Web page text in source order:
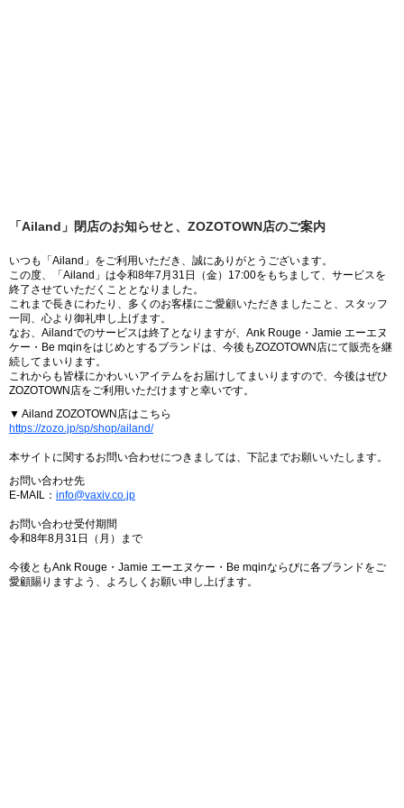
「Ailand」閉店のお知らせと、ZOZOTOWN店のご案内
いつも「Ailand」をご利用いただき、誠にありがとうございます。
この度、「Ailand」は令和8年7月31日（金）17:00をもちまして、サービスを
終了させていただくこととなりました。
これまで長きにわたり、多くのお客様にご愛顧いただきましたこと、スタッフ
一同、心より御礼申し上げます。
なお、Ailandでのサービスは終了となりますが、Ank Rouge・Jamie エーエヌ
ケー・Be mqinをはじめとするブランドは、今後もZOZOTOWN店にて販売を継
続してまいります。
これからも皆様にかわいいアイテムをお届けしてまいりますので、今後はぜひ
ZOZOTOWN店をご利用いただけますと幸いです。
▼ Ailand ZOZOTOWN店はこちら
https://zozo.jp/sp/shop/ailand/
本サイトに関するお問い合わせにつきましては、下記までお願いいたします。
お問い合わせ先
E-MAIL： info@vaxiv.co.jp
お問い合わせ受付期間
令和8年8月31日（月）まで
今後ともAnk Rouge・Jamie エーエヌケー・Be mqinならびに各ブランドをご
愛顧賜りますよう、よろしくお願い申し上げます。